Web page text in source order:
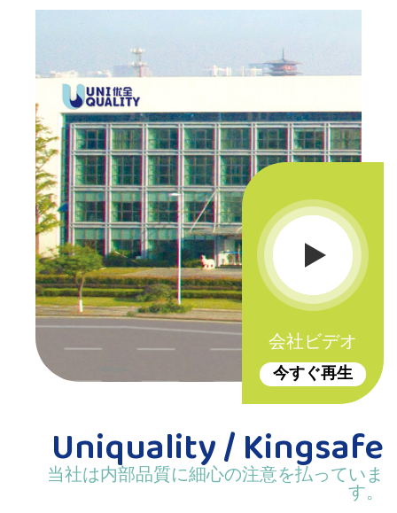
会社ビデオ
今すぐ再生
Uniquality / Kingsafe
当社は内部品質に細心の注意を払っていま
す。